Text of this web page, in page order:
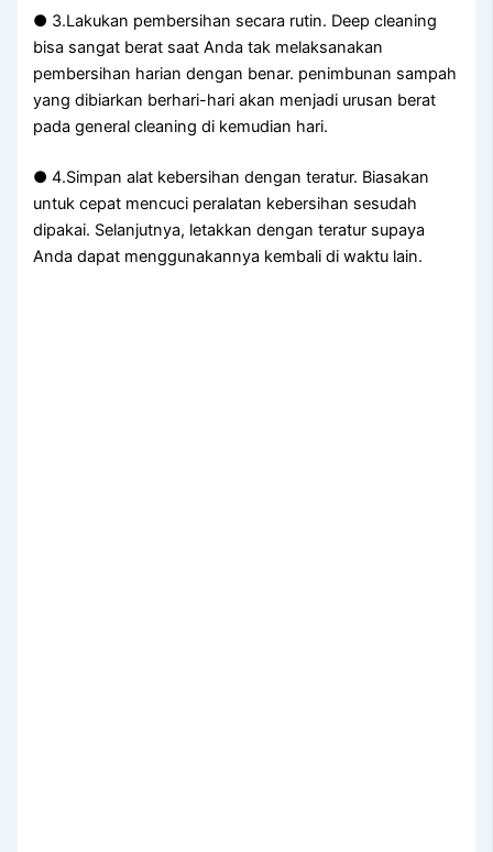
● 3.Lakukan pembersihan secara rutin. Deep cleaning
bisa sangat berat saat Anda tak melaksanakan
pembersihan harian dengan benar. penimbunan sampah
yang dibiarkan berhari-hari akan menjadi urusan berat
pada general cleaning di kemudian hari.
● 4.Simpan alat kebersihan dengan teratur. Biasakan
untuk cepat mencuci peralatan kebersihan sesudah
dipakai. Selanjutnya, letakkan dengan teratur supaya
Anda dapat menggunakannya kembali di waktu lain.